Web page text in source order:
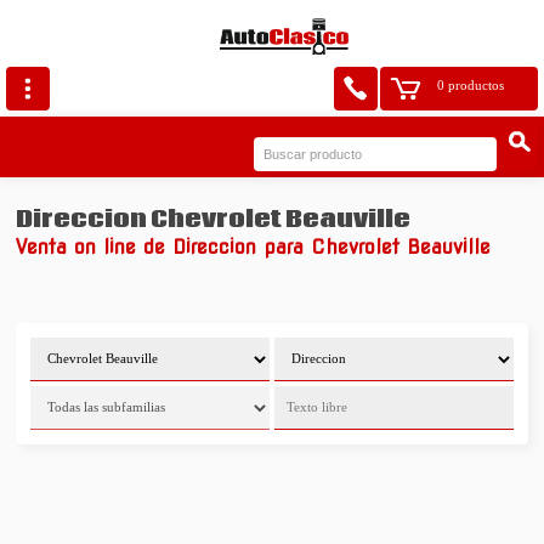
0 productos
Direccion Chevrolet Beauville
Venta on line de Direccion para Chevrolet Beauville